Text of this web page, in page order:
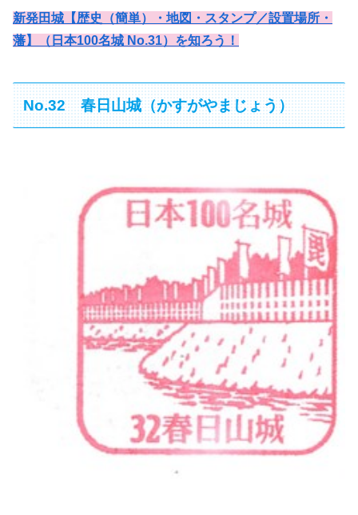
新発田城【歴史（簡単）・地図・スタンプ／設置場所・
藩】（日本100名城 No.31）を知ろう！
No.32 春日山城（かすがやまじょう）